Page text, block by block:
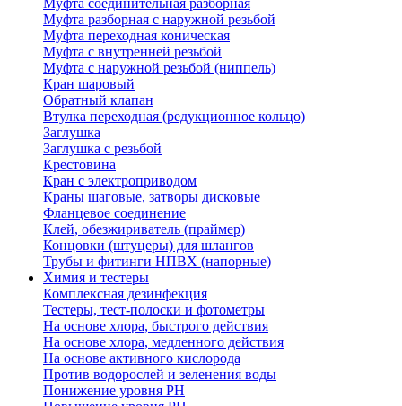
Муфта соединительная разборная
Муфта разборная с наружной резьбой
Муфта переходная коническая
Муфта с внутренней резьбой
Муфта с наружной резьбой (ниппель)
Кран шаровый
Обратный клапан
Втулка переходная (редукционное кольцо)
Заглушка
Заглушка с резьбой
Крестовина
Кран с электроприводом
Краны шаговые, затворы дисковые
Фланцевое соединение
Клей, обезжириватель (праймер)
Концовки (штуцеры) для шлангов
Трубы и фитинги НПВХ (напорные)
Химия и тестеры
Комплексная дезинфекция
Тестеры, тест-полоски и фотометры
На основе хлора, быстрого действия
На основе хлора, медленного действия
На основе активного кислорода
Против водорослей и зеленения воды
Понижение уровня РН